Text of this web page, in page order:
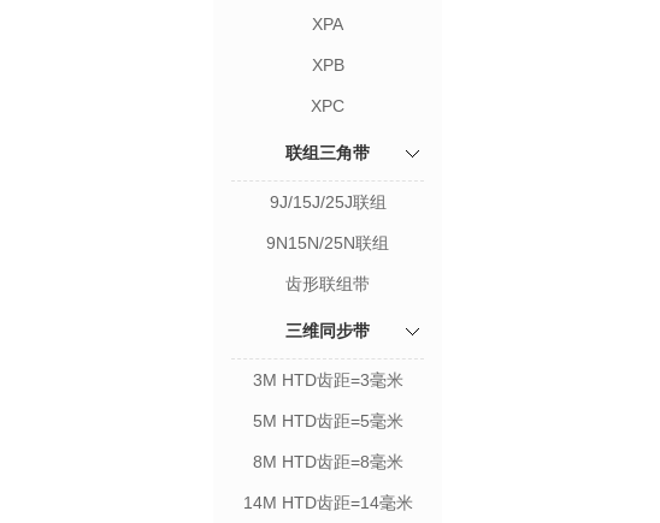
XPA
XPB
XPC
联组三角带
9J/15J/25J联组
9N15N/25N联组
齿形联组带
三维同步带
3M HTD齿距=3毫米
5M HTD齿距=5毫米
8M HTD齿距=8毫米
14M HTD齿距=14毫米